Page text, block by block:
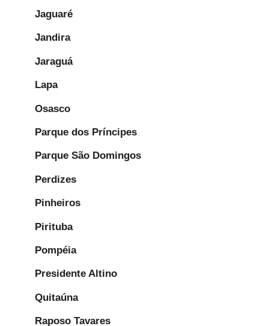
Jaguaré
Jandira
Jaraguá
Lapa
Osasco
Parque dos Príncipes
Parque São Domingos
Perdizes
Pinheiros
Pirituba
Pompéia
Presidente Altino
Quitaúna
Raposo Tavares